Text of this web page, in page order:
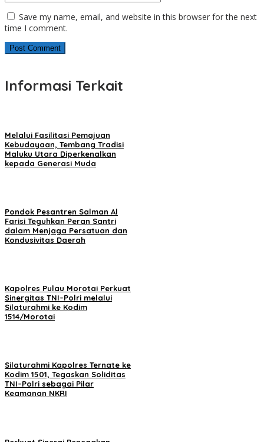
Save my name, email, and website in this browser for the next
time I comment.
Informasi Terkait
Melalui Fasilitasi Pemajuan
Kebudayaan, Tembang Tradisi
Maluku Utara Diperkenalkan
kepada Generasi Muda
Pondok Pesantren Salman Al
Farisi Teguhkan Peran Santri
dalam Menjaga Persatuan dan
Kondusivitas Daerah
Kapolres Pulau Morotai Perkuat
Sinergitas TNI–Polri melalui
Silaturahmi ke Kodim
1514/Morotai
Silaturahmi Kapolres Ternate ke
Kodim 1501, Tegaskan Soliditas
TNI–Polri sebagai Pilar
Keamanan NKRI